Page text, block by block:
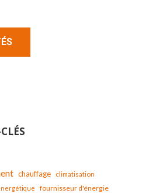
chauffage climatisation
fournisseur d'énergie